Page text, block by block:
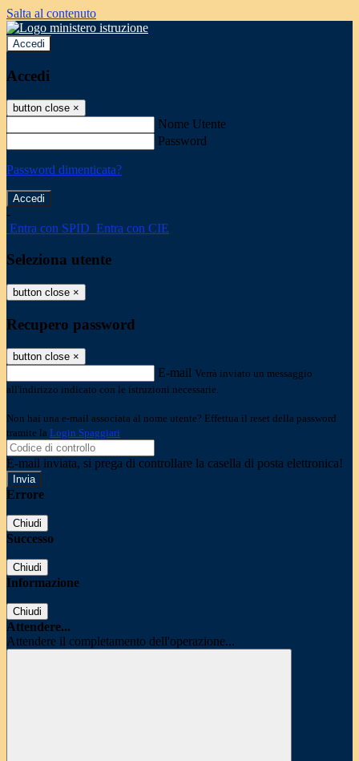
Salta al contenuto
Accedi
Accedi
button close ×
Nome Utente
Password
Password dimenticata?
-
Entra con SPID Entra con CIE
Seleziona utente
button close ×
Recupero password
button close ×
E-mail Verrà inviato un messaggio
all'indirizzo indicato con le istruzioni necessarie.
Non hai una e-mail associata al nome utente? Effettua il reset della password
tramite la Login Spaggiari
E-mail inviata, si prega di controllare la casella di posta elettronica!
Errore
Chiudi
Successo
Chiudi
Informazione
Chiudi
Attendere...
Attendere il completamento dell'operazione...